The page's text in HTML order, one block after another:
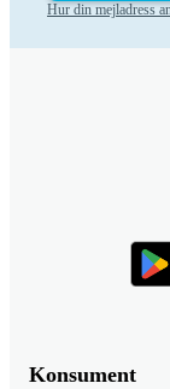
Hur din mejladress
Konsument